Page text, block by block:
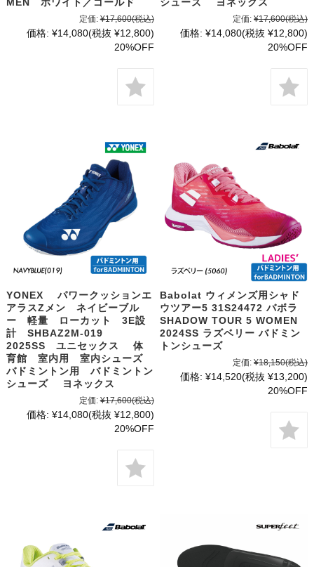
MEN ホワイト／ゴールド
定価: ¥17,600(税込)
価格: ¥14,080(税抜 ¥12,800)
20%OFF
シューズ ヨネックス
定価: ¥17,600(税込)
価格: ¥14,080(税抜 ¥12,800)
20%OFF
YONEX パワークッションエ
アラスZメン ネイビーブル
ー 軽量 ローカット 3E設
計 SHBAZ2M-019
2025SS ユニセックス 体
育館 室内用 室内シューズ
バドミントン用 バドミントン
シューズ ヨネックス
定価: ¥17,600(税込)
価格: ¥14,080(税抜 ¥12,800)
20%OFF
Babolat ウィメンズ用シャド
ウツアー5 31S24472 バボラ
SHADOW TOUR 5 WOMEN
2024SS ラズベリー バドミン
トンシューズ
定価: ¥18,150(税込)
価格: ¥14,520(税抜 ¥13,200)
20%OFF